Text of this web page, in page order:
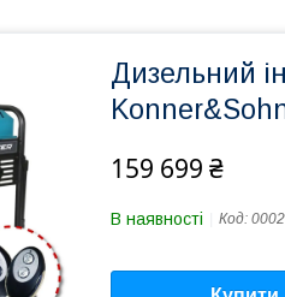
Дизельний
159 699 ₴
В наявності Код: